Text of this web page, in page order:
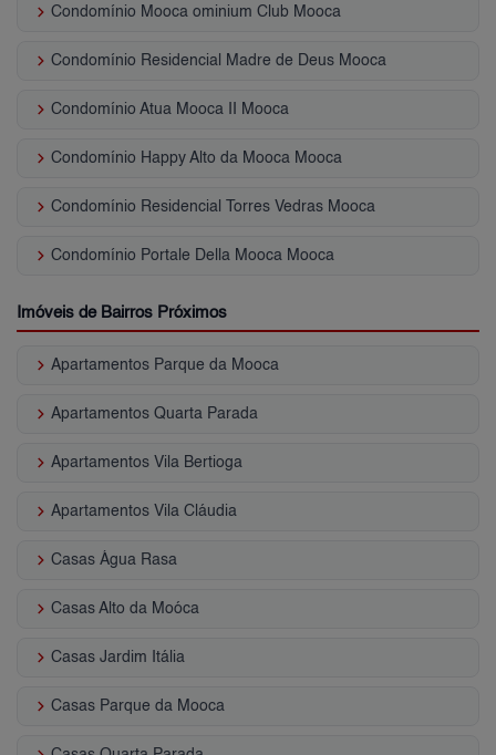
keyboard_arrow_right Condomínio Mooca ominium Club Mooca
keyboard_arrow_right Condomínio Residencial Madre de Deus Mooca
keyboard_arrow_right Condomínio Atua Mooca II Mooca
keyboard_arrow_right Condomínio Happy Alto da Mooca Mooca
keyboard_arrow_right Condomínio Residencial Torres Vedras Mooca
keyboard_arrow_right Condomínio Portale Della Mooca Mooca
Imóveis de Bairros Próximos
keyboard_arrow_right Apartamentos Parque da Mooca
keyboard_arrow_right Apartamentos Quarta Parada
keyboard_arrow_right Apartamentos Vila Bertioga
keyboard_arrow_right Apartamentos Vila Cláudia
keyboard_arrow_right Casas Água Rasa
keyboard_arrow_right Casas Alto da Moóca
keyboard_arrow_right Casas Jardim Itália
keyboard_arrow_right Casas Parque da Mooca